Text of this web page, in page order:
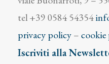
tel +39 0584 54354
privacy policy–
Iscriviti alla